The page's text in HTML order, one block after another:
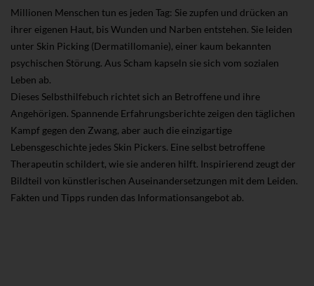
Millionen Menschen tun es jeden Tag: Sie zupfen und drücken an
ihrer eigenen Haut, bis Wunden und Narben entstehen. Sie leiden
unter Skin Picking (Dermatillomanie), einer kaum bekannten
psychischen Störung. Aus Scham kapseln sie sich vom sozialen
Leben ab.
Dieses Selbsthilfebuch richtet sich an Betroffene und ihre
Angehörigen. Spannende Erfahrungsberichte zeigen den täglichen
Kampf gegen den Zwang, aber auch die einzigartige
Lebensgeschichte jedes Skin Pickers. Eine selbst betroffene
Therapeutin schildert, wie sie anderen hilft. Inspirierend zeugt der
Bildteil von künstlerischen Auseinandersetzungen mit dem Leiden.
Fakten und Tipps runden das Informationsangebot ab.